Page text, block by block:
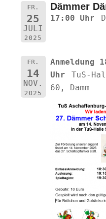
FR.
25
JULI
2025
Dämmer
17:00 Uhr
FR.
14
NOV.
2025
Anmeldung
Uhr
TuS-
60, Damm